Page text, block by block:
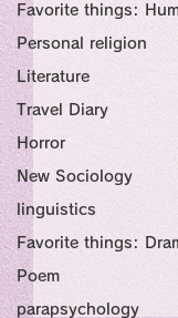
Favorite things:
Personal religion
Literature
Travel Diary
Horror
New Sociology
linguistics
Favorite things:
Poem
parapsychology